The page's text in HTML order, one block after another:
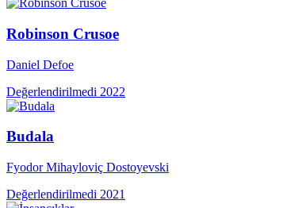
Robinson Crusoe
Daniel Defoe
Değerlendirilmedi 2022
Budala
Fyodor Mihayloviç Dostoyevski
Değerlendirilmedi 2021